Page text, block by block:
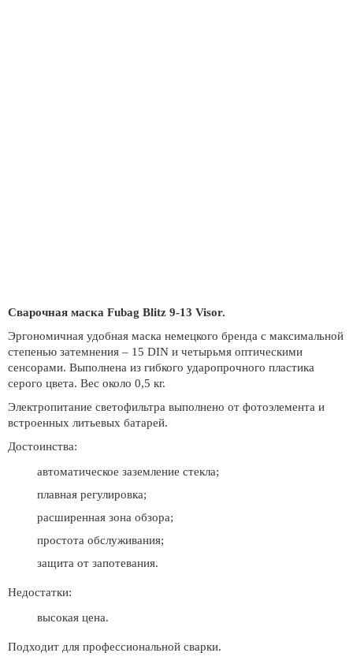
Сварочная маска Fubag Blitz 9-13 Visor.
Эргономичная удобная маска немецкого бренда с максимальной
степенью затемнения – 15 DIN и четырьмя оптическими
сенсорами. Выполнена из гибкого ударопрочного пластика
серого цвета. Вес около 0,5 кг.
Электропитание светофильтра выполнено от фотоэлемента и
встроенных литьевых батарей.
Достоинства:
автоматическое заземление стекла;
плавная регулировка;
расширенная зона обзора;
простота обслуживания;
защита от запотевания.
Недостатки:
высокая цена.
Подходит для профессиональной сварки.